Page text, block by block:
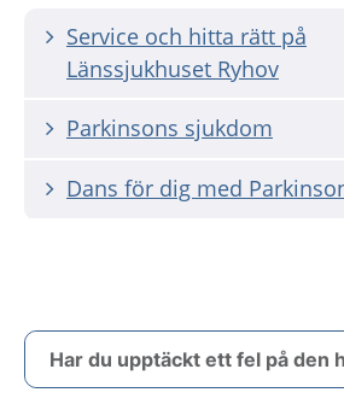
Service och hitta rätt på
Länssjukhuset Ryhov
Parkinsons sjukdom
Dans för dig med
Har du upptäckt ett fel på den